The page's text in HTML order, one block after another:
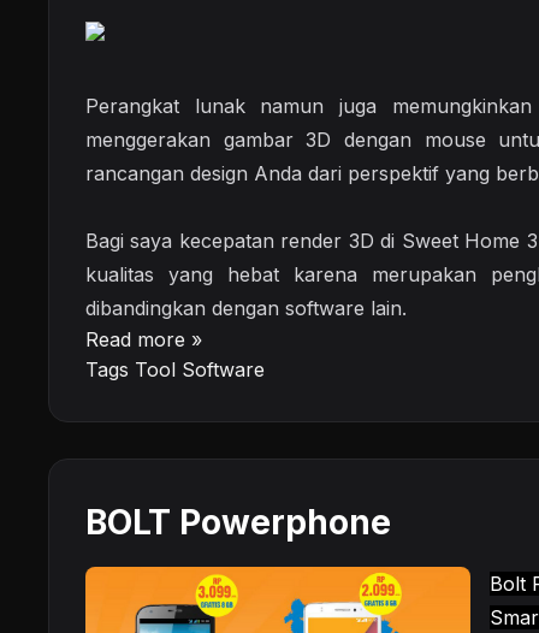
Perangkat lunak namun juga
menggerakan gambar 3D dengan mouse
rancangan design Anda dari perspektif yang
Bagi saya kecepatan render 3D di Sweet Home
kualitas yang hebat karena merupakan
dibandingkan dengan software lain.
Read more »
Tags Tool Software
BOLT Powerphone
Bolt